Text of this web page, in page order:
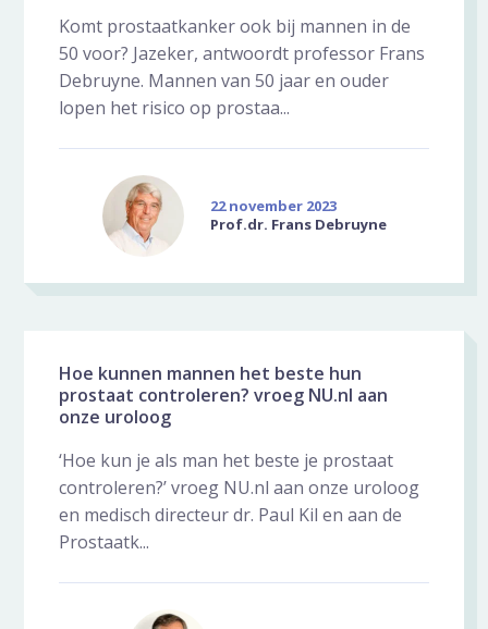
Komt prostaatkanker ook bij mannen in de
50 voor? Jazeker, antwoordt professor Frans
Debruyne. Mannen van 50 jaar en ouder
lopen het risico op prostaa...
22 november 2023
Prof.dr. Frans Debruyne
Hoe kunnen mannen het beste hun
prostaat controleren? vroeg NU.nl aan
onze uroloog
‘Hoe kun je als man het beste je prostaat
controleren?’ vroeg NU.nl aan onze uroloog
en medisch directeur dr. Paul Kil en aan de
Prostaatk...